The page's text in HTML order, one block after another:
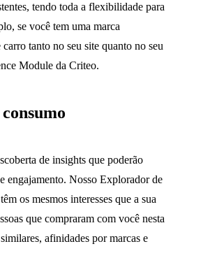
tendo toda a flexibilidade para
se você tem uma marca
tanto no seu site quanto no seu
Module da Criteo.
de insights que poderão
engajamento. Nosso Explorador de
os mesmos interesses que a sua
que compraram com você nesta
afinidades por marcas e